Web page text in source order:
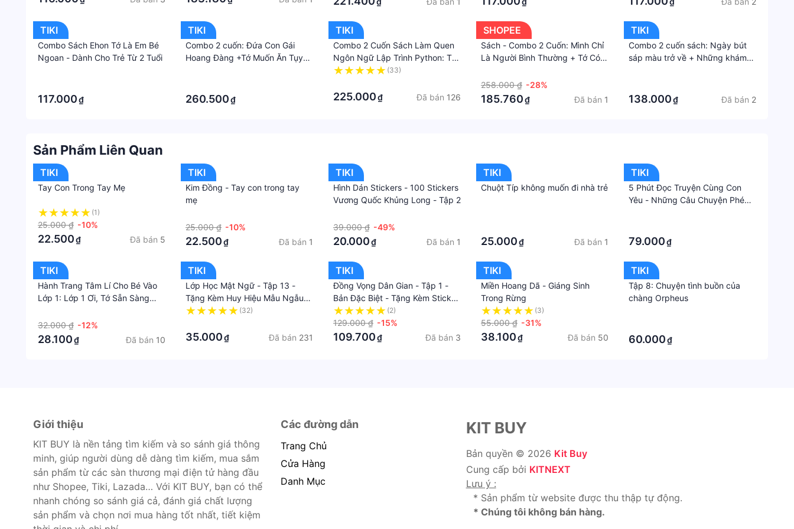
TIKI
Combo Sách Ehon Tớ Là Em Bé
Ngoan - Dành Cho Trẻ Từ 2 Tuổi
117.000₫
TIKI
Combo 2 cuốn: Đứa Con Gái
Hoang Đàng +Tớ Muốn Ăn Tụy
260.500₫
TIKI
Combo 2 Cuốn Sách Làm Quen
Ngôn Ngữ Lập Trình Python: Tớ
Học Lập Trình - Làm Quen Với
Bản Với Ngôn Ngữ Python
(33)
225.000₫ Đã bán 126
SHOPEE
Sách - Combo 2 Cuốn: Mình Chỉ
Là Người Bình Thường + Tớ Có
- AZVietNam
258.000 ₫ -28%
185.760₫ Đã bán 1
TIKI
Combo 2 cuốn sách: Ngày bút
sáp màu trở về + Những khám
138.000₫ Đã bán 2
Sản Phẩm Liên Quan
TIKI
Tay Con Trong Tay Mẹ
(1)
25.000 ₫ -10%
22.500₫ Đã bán 5
TIKI
Kim Đồng - Tay con trong tay
mẹ
25.000 ₫ -10%
22.500₫ Đã bán 1
TIKI
Hình Dán Stickers - 100 Stickers
Vương Quốc Khủng Long - Tập 2
39.000 ₫ -49%
20.000₫ Đã bán 1
TIKI
Chuột Típ không muốn đi nhà trẻ
25.000₫ Đã bán 1
TIKI
5 Phút Đọc Truyện Cùng Con
Yêu - Những Câu Chuyện Phép
79.000₫
TIKI
Hành Trang Tâm Lí Cho Bé Vào
Lớp 1: Lớp 1 Ơi, Tớ Sẵn Sàng
32.000 ₫ -12%
28.100₫ Đã bán 10
TIKI
Lớp Học Mật Ngữ - Tập 13 -
Tặng Kèm Huy Hiệu Mẫu Ngẫu
Nhiên
(32)
35.000₫ Đã bán 231
TIKI
Đồng Vọng Dân Gian - Tập 1 -
Bản Đặc Biệt - Tặng Kèm Sticker
+ Postcard Bồi Cứng +
Bookmark Đặc Biệt
(2)
129.000 ₫ -15%
109.700₫ Đã bán 3
TIKI
Miền Hoang Dã - Giáng Sinh
Trong Rừng
(3)
55.000 ₫ -31%
38.100₫ Đã bán 50
TIKI
Tập 8: Chuyện tình buồn của
chàng Orpheus
60.000₫
Giới thiệu
KIT BUY là nền tảng tìm kiếm và so sánh giá thông
minh, giúp người dùng dễ dàng tìm kiếm, mua sắm
sản phẩm từ các sàn thương mại điện tử hàng đầu
như Shopee, Tiki, Lazada… Với KIT BUY, bạn có thể
nhanh chóng so sánh giá cả, đánh giá chất lượng
sản phẩm và chọn nơi mua hàng tốt nhất, tiết kiệm
Các đường dẫn
Trang Chủ
Cửa Hàng
Danh Mục
KIT BUY
Bản quyền © 2026 Kit Buy
Cung cấp bởi KITNEXT
Lưu ý :
* Sản phẩm từ website được thu thập tự động.
* Chúng tôi không bán hàng.